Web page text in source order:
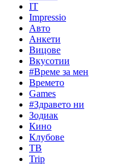
IT
Impressio
Авто
Анкети
Вицове
Вкусотии
#Време за мен
Времето
Games
#Здравето ни
Зодиак
Кино
Клубове
ТВ
Trip